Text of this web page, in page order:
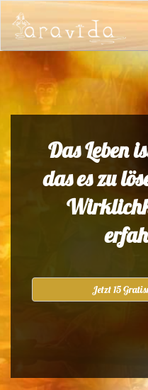
Das Leben
das es zu
Jetzt 15